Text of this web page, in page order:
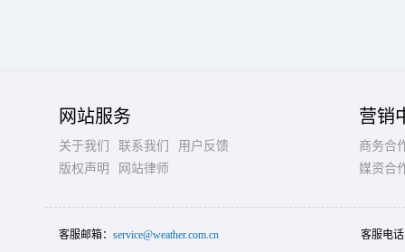
网站服务
关于我们 联系我们
用户反馈
版权声明
网站律师
营销
商务合
媒资合
客服邮箱： service@weather.com.cn 客服电